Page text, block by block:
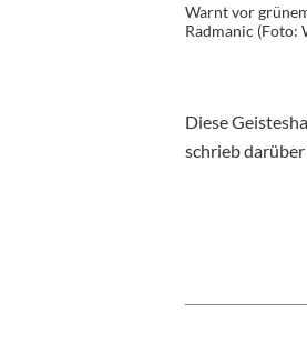
Warnt vor
Radmanic (Foto:
Diese
schrieb